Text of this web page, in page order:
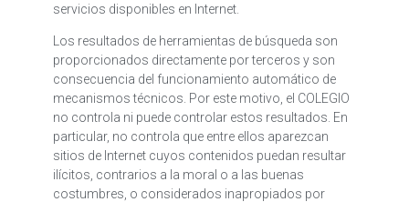
servicios disponibles en Internet.
Los resultados de herramientas de búsqueda son
proporcionados directamente por terceros y son
consecuencia del funcionamiento automático de
mecanismos técnicos. Por este motivo, el COLEGIO
no controla ni puede controlar estos resultados. En
particular, no controla que entre ellos aparezcan
sitios de Internet cuyos contenidos puedan resultar
ilícitos, contrarios a la moral o a las buenas
costumbres, o considerados inapropiados por